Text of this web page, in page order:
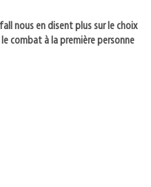
nous en disent plus sur le choix
combat à la première personne